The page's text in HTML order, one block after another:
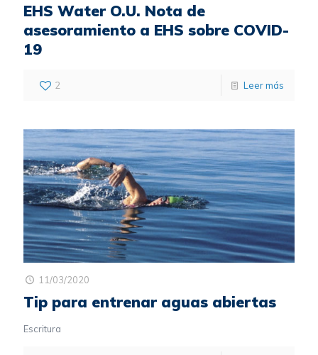
EHS Water O.U. Nota de
asesoramiento a EHS sobre COVID-
19
2 Leer más
11/03/2020
Tip para entrenar aguas abiertas
Escritura